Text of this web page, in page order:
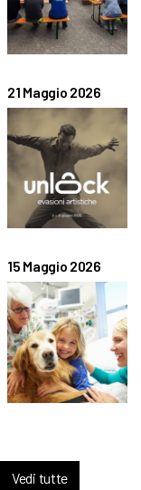
21 Maggio 2026
15 Maggio 2026
Vedi tutte